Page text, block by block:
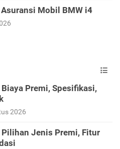
Mobil BMW i4
Premi, Spesifikasi,
2026
Jenis Premi, Fitur